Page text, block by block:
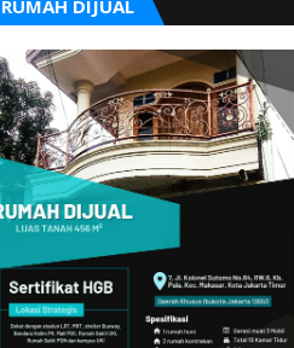
RUMAH DIJUAL